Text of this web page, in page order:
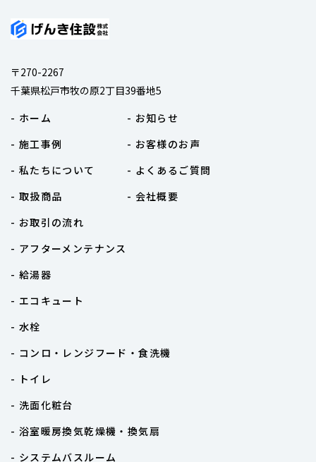
〒270-2267
千葉県松戸市牧の原2丁目39番地5
- ホーム
- 施工事例
- 私たちについて
- 取扱商品
- お取引の流れ
- アフターメンテナンス
- お知らせ
- お客様のお声
- よくあるご質問
- 会社概要
- 給湯器
- エコキュート
- 水栓
- コンロ・レンジフード・食洗機
- トイレ
- 洗面化粧台
- 浴室暖房換気乾燥機・換気扇
- システムバスルーム